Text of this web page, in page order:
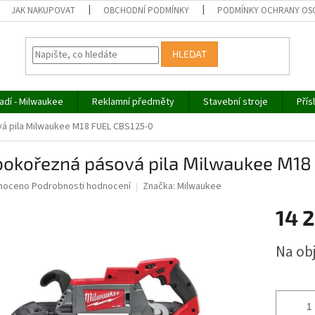
JAK NAKUPOVAT OBCHODNÍ PODMÍNKY PODMÍNKY OCHRANY
HLEDAT
- Milwaukee Reklamní předměty Stavební stroje
pila Milwaukee M18 FUEL CBS125-0
pásová pila Milwaukee M18
Podrobnosti hodnocení Značka: Milwaukee
14
cena:
Na